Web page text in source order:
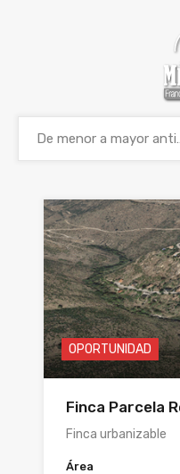
De
OPORTUNIDAD
Finca Parcela
Finca urbanizable
Área